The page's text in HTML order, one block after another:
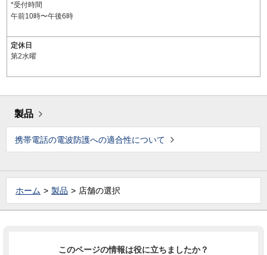
*受付時間
午前10時〜午後6時
定休日
第2水曜
製品
携帯電話の電波防護への適合性について
ホーム 製品 店舗の選択
このページの情報は役に立ちましたか？